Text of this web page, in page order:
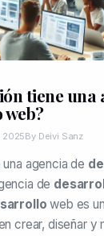
tiene una
2025By Deivi Sanz
agencia de
de
web es
crear, diseñar y